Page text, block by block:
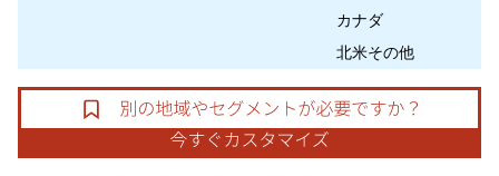
カナダ
北米その他